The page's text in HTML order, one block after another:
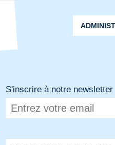
S'inscrire à notre newsletter